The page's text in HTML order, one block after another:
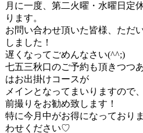
月に一度、第二火曜・水曜日定
ります。
お問い合わせ頂いた皆様、ただ
しました！
遅くなってごめんなさい(^^;)
七五三秋口のご予約も頂きつつ
はお出掛けコースが
メインとなってまいりますので
前撮りをお勧め致します！
特に今月中がお得になっており
わせください♡